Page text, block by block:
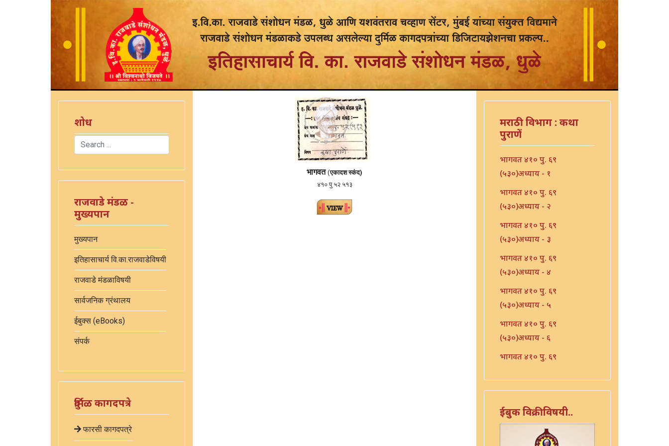
शोध
Search
राजवाडे मंडळ -
मुख्यपान
मुख्यपान
इतिहासाचार्य वि.का.राजवाडेविषयी
राजवाडे मंडळाविषयी
सार्वजनिक ग्रंथालय
ईबुक्स (eBooks)
संपर्क
दुर्मिळ कागदपत्रे
फारसी कागदपत्रे
भागवत (एकादश स्कंद)
४१० पु ५२ ५१३
मराठी विभाग : कथा
पुराणें
भागवत ४१० पु. ६९
(५३०)अध्याय - १
भागवत ४१० पु. ६९
(५३०)अध्याय - २
भागवत ४१० पु. ६९
(५३०)अध्याय - ३
भागवत ४१० पु. ६९
(५३०)अध्याय - ४
भागवत ४१० पु. ६९
(५३०)अध्याय - ५
भागवत ४१० पु. ६९
(५३०)अध्याय - ६
भागवत ४१० पु. ६९
भारत - ४१० पु १०६ (५६७)
भारत - ४१० पु १०८(५६९)
भारत ४१० पु. ९०(५५१)
ईबुक विक्रीविषयी..